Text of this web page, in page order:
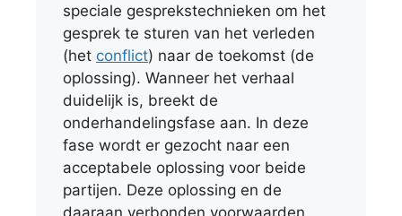
speciale gesprekstechnieken om het
gesprek te sturen van het verleden
(het conflict) naar de toekomst (de
oplossing). Wanneer het verhaal
duidelijk is, breekt de
onderhandelingsfase aan. In deze
fase wordt er gezocht naar een
acceptabele oplossing voor beide
partijen. Deze oplossing en de
daaraan verbonden voorwaarden